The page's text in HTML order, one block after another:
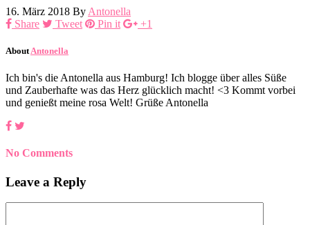
16. März 2018 By Antonella
Share
Tweet Pin it +1
About Antonella
Ich bin's die Antonella aus Hamburg! Ich blogge über alles Süße
und Zauberhafte was das Herz glücklich macht! <3 Kommt vorbei
und genießt meine rosa Welt! Grüße Antonella
No Comments
Leave a Reply